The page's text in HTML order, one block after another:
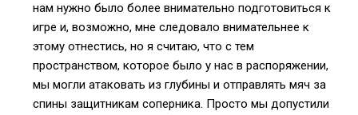
нам нужно было более внимательно подготовиться к
игре и, возможно, мне следовало внимательнее к
этому отнестись, но я считаю, что с тем
пространством, которое было у нас в распоряжении,
мы могли атаковать из глубины и отправлять мяч за
спины защитникам соперника. Просто мы допустили